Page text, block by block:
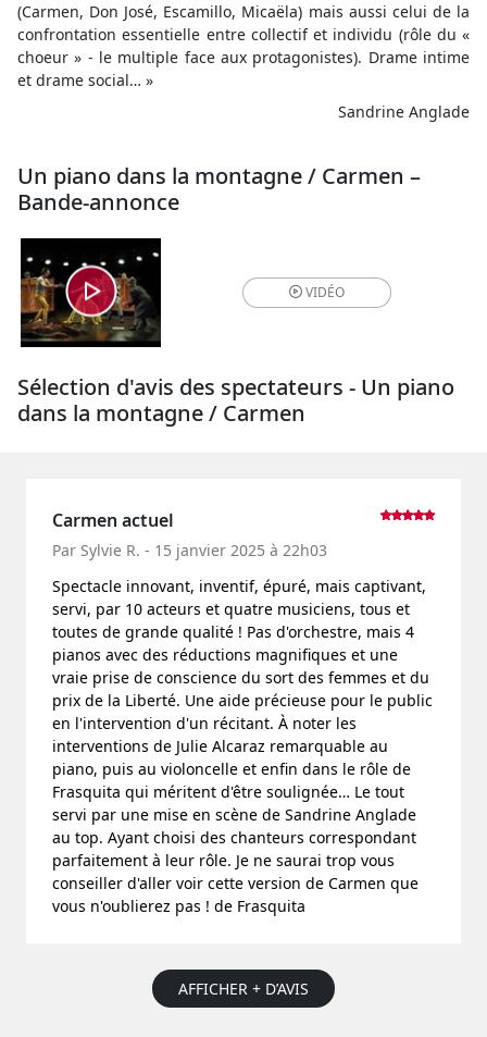
(Carmen, Don José, Escamillo, Micaëla) mais aussi celui de la
confrontation essentielle entre collectif et individu (rôle du «
choeur » - le multiple face aux protagonistes). Drame intime
et drame social… »
Sandrine Anglade
Un piano dans la montagne / Carmen –
Bande-annonce
VIDÉO
Sélection d'avis des spectateurs - Un piano
dans la montagne / Carmen
Carmen actuel
Par Sylvie R. - 15 janvier 2025 à 22h03
Spectacle innovant, inventif, épuré, mais captivant,
servi, par 10 acteurs et quatre musiciens, tous et
toutes de grande qualité ! Pas d'orchestre, mais 4
pianos avec des réductions magnifiques et une
vraie prise de conscience du sort des femmes et du
prix de la Liberté. Une aide précieuse pour le public
en l'intervention d'un récitant. À noter les
interventions de Julie Alcaraz remarquable au
piano, puis au violoncelle et enfin dans le rôle de
Frasquita qui méritent d'être soulignée… Le tout
servi par une mise en scène de Sandrine Anglade
au top. Ayant choisi des chanteurs correspondant
parfaitement à leur rôle. Je ne saurai trop vous
conseiller d'aller voir cette version de Carmen que
vous n'oublierez pas ! de Frasquita
AFFICHER + D’AVIS